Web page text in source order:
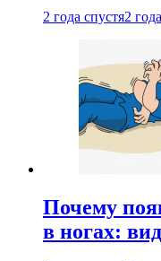
2 года спустя2
Почему
в ногах: